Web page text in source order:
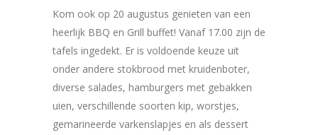
Kom ook op 20 augustus genieten van een
heerlijk BBQ en Grill buffet! Vanaf 17.00 zijn de
tafels ingedekt. Er is voldoende keuze uit
onder andere stokbrood met kruidenboter,
diverse salades, hamburgers met gebakken
uien, verschillende soorten kip, worstjes,
gemarineerde varkenslapjes en als dessert